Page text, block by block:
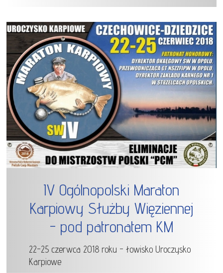
IV Ogólnopolski Maraton
Karpiowy Służby Więziennej
- pod patronatem KM
22-25 czerwca 2018 roku - łowisko Uroczysko
Karpiowe